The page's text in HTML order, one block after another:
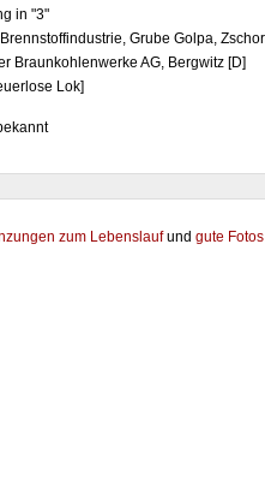
in "3"
Grube Golpa,
Braunkohlenwerke AG, Bergwitz [D]
Lok]
zum Lebenslaufund gute Fotos